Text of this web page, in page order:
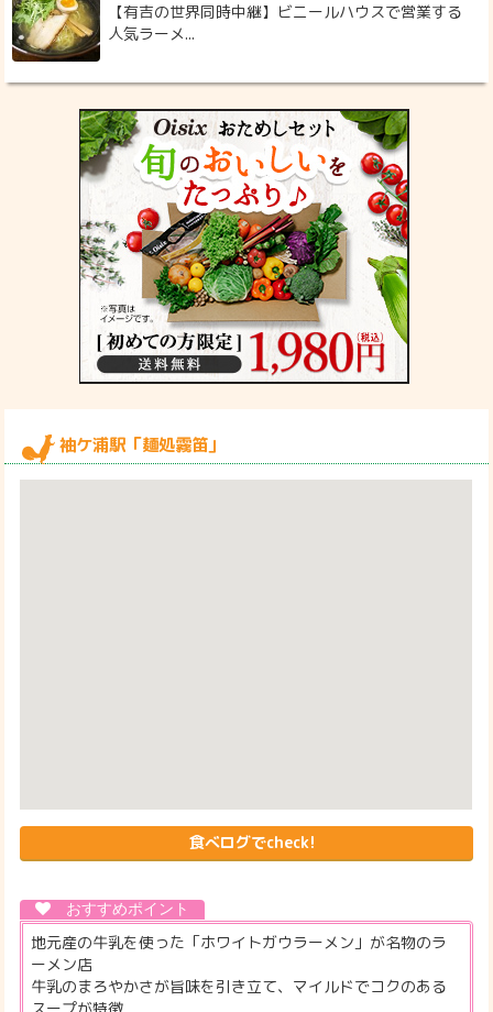
【有吉の世界同時中継】ビニールハウスで営業する
人気ラーメ...
袖ケ浦駅「麺処霧笛」
食べログでcheck!
地元産の牛乳を使った「ホワイトガウラーメン」が名物のラ
ーメン店
牛乳のまろやかさが旨味を引き立て、マイルドでコクのある